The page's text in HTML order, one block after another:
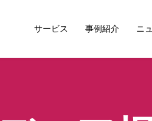
サービス 事例紹介 ニ